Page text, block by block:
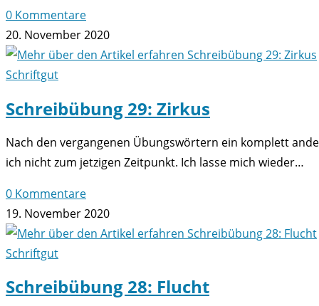
0 Kommentare
20. November 2020
Schriftgut
Schreibübung 29: Zirkus
Nach den vergangenen Übungswörtern ein komplett
ich nicht zum jetzigen Zeitpunkt. Ich lasse mich wieder…
0 Kommentare
19. November 2020
Schriftgut
Schreibübung 28: Flucht